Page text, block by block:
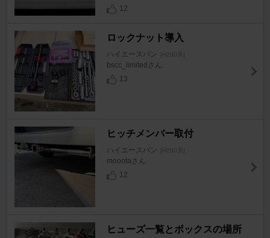
12
ロックナット導入
ハイエースバン [H200系]
bscc_limitedさん
13
ヒッチメンバー取付
ハイエースバン [H200系]
moootaさん
12
ヒューズ一覧とボックスの場所